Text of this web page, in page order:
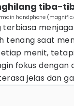
tiba-
handphone
terbiasa
tenang saat
menit,
fokus dengan
jelas dan